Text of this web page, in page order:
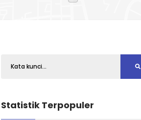
Statistik Terpopuler